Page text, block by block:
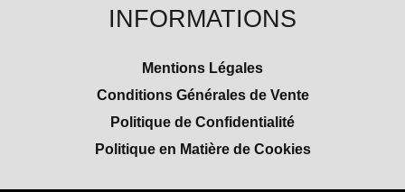
INFORMATIONS
Mentions Légales
Conditions Générales de Vente
Politique de Confidentialité
Politique en Matière de Cookies